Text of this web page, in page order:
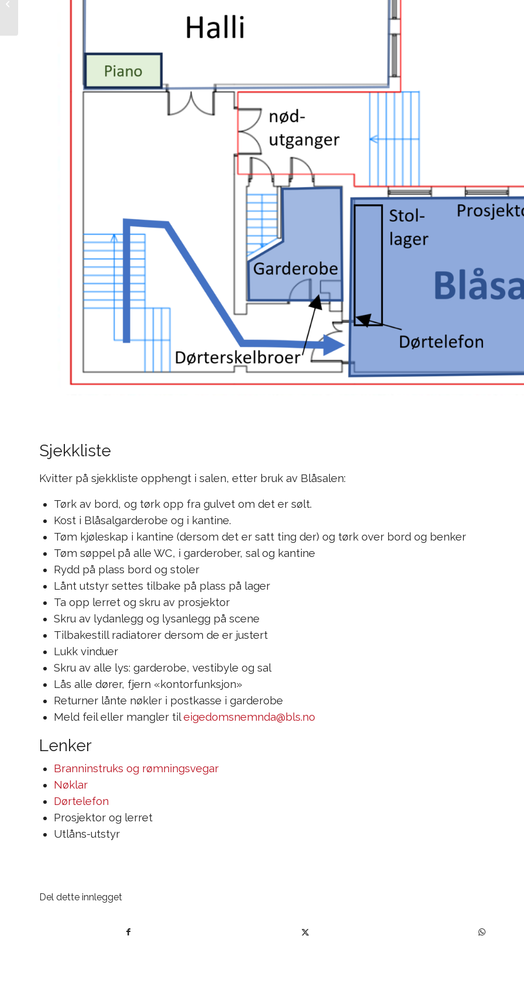
Sjekkliste
Kvitter på sjekkliste opphengt i salen, etter bruk av Blåsalen:
Tørk av bord, og tørk opp fra gulvet om det er sølt.
Kost i Blåsalgarderobe og i kantine.
Tøm kjøleskap i kantine (dersom det er satt ting der) og tørk over bord og benker
Tøm søppel på alle WC, i garderober, sal og kantine
Rydd på plass bord og stoler
Lånt utstyr settes tilbake på plass på lager
Ta opp lerret og skru av prosjektor
Skru av lydanlegg og lysanlegg på scene
Tilbakestill radiatorer dersom de er justert
Lukk vinduer
Skru av alle lys: garderobe, vestibyle og sal
Lås alle dører, fjern «kontorfunksjon»
Returner lånte nøkler i postkasse i garderobe
Meld feil eller mangler tileigedomsnemnda@bls.no
Lenker
Branninstruks og rømningsvegar
Nøklar
Dørtelefon
Prosjektor og lerret
Utlåns-utstyr
Del dette innlegget